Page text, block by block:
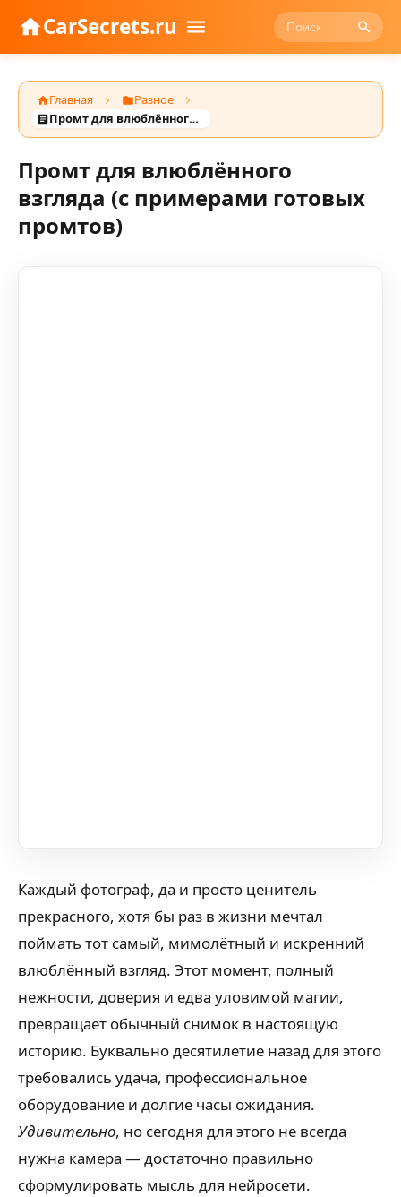
CarSecrets.ru
Главная
Разное
Промт для влюблённого взгляда (с примерами готовых промтов)
Промт для влюблённого
взгляда (с примерами готовых
промтов)
Каждый фотограф, да и просто ценитель
прекрасного, хотя бы раз в жизни мечтал
поймать тот самый, мимолётный и искренний
влюблённый взгляд. Этот момент, полный
нежности, доверия и едва уловимой магии,
превращает обычный снимок в настоящую
историю. Буквально десятилетие назад для этого
требовались удача, профессиональное
оборудование и долгие часы ожидания.
Удивительно, но сегодня для этого не всегда
нужна камера — достаточно правильно
сформулировать мысль для нейросети.